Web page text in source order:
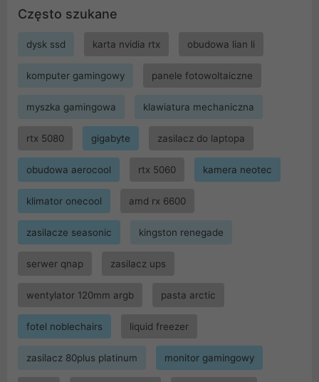
Często szukane
dysk ssd karta nvidia rtx obudowa lian li
komputer gamingowy panele fotowoltaiczne
myszka gamingowa klawiatura mechaniczna
rtx 5080 gigabyte zasilacz do laptopa
obudowa aerocool rtx 5060 kamera neotec
klimator onecool amd rx 6600
zasilacze seasonic kingston renegade
serwer qnap zasilacz ups
wentylator 120mm argb pasta arctic
fotel noblechairs liquid freezer
zasilacz 80plus platinum monitor gamingowy